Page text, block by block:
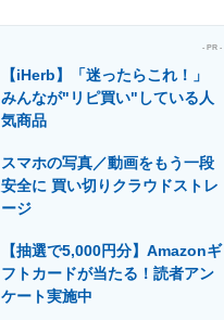
マーケ×ITの今がよく分かる
- PR -
【iHerb】「迷ったらこれ！」
みんなが"リピ買い"している人
気商品
スマホの写真／動画をもう一段
安全に 買い切りクラウドストレ
ージ
【抽選で5,000円分】Amazonギ
フトカードが当たる！読者アン
ケート実施中